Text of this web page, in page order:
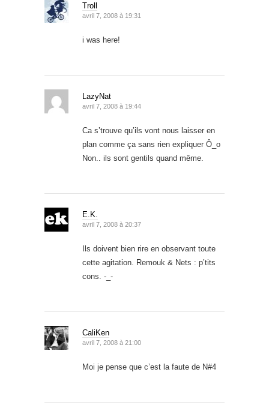
Troll
avril 7, 2008 à 19:31
i was here!
LazyNat
avril 7, 2008 à 19:44
Ca s’trouve qu’ils vont nous laisser en
plan comme ça sans rien expliquer Ô_o
Non.. ils sont gentils quand même.
E.K.
avril 7, 2008 à 20:37
Ils doivent bien rire en observant toute
cette agitation. Remouk & Nets : p’tits
cons. -_-
CaliKen
avril 7, 2008 à 21:00
Moi je pense que c’est la faute de N#4